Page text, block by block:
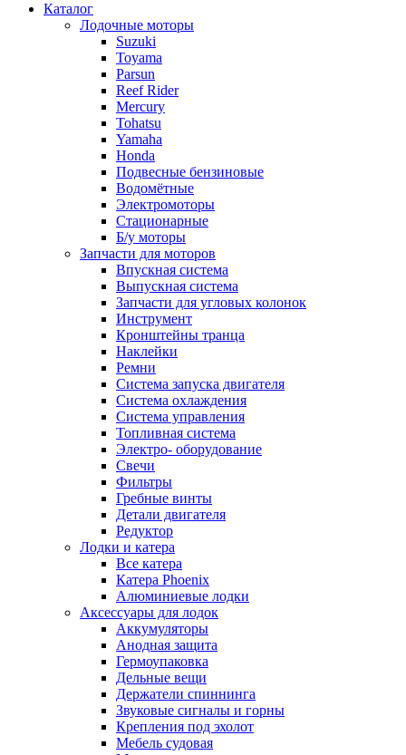
Каталог
Лодочные моторы
Suzuki
Toyama
Parsun
Reef Rider
Mercury
Tohatsu
Yamaha
Honda
Подвесные бензиновые
Водомётные
Электромоторы
Стационарные
Б/у моторы
Запчасти для моторов
Впускная система
Выпускная система
Запчасти для угловых колонок
Инструмент
Кронштейны транца
Наклейки
Ремни
Система запуска двигателя
Система охлаждения
Система управления
Топливная система
Электро- оборудование
Свечи
Фильтры
Гребные винты
Детали двигателя
Редуктор
Лодки и катера
Все катера
Катера Phoenix
Алюминиевые лодки
Аксессуары для лодок
Аккумуляторы
Анодная защита
Гермоупаковка
Дельные вещи
Держатели спиннинга
Звуковые сигналы и горны
Крепления под эхолот
Мебель судовая